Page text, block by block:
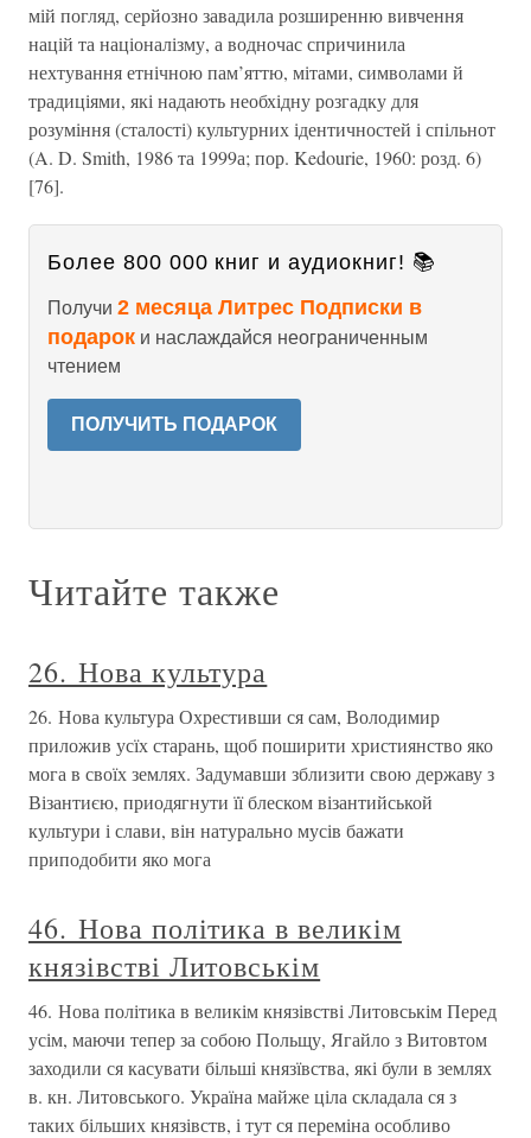
мій погляд, серйозно завадила розширенню вивчення
націй та націоналізму, а водночас спричинила
нехтування етнічною пам’яттю, мітами, символами й
традиціями, які надають необхідну розгадку для
розуміння (сталості) культурних ідентичностей і спільнот
(A. D. Smith, 1986 та 1999а; пор. Kedourie, 1960: розд. 6)
[76].
Более 800 000 книг и аудиокниг! 📚
Получи 2 месяца Литрес Подписки в
подарок и наслаждайся неограниченным
чтением
ПОЛУЧИТЬ ПОДАРОК
Читайте также
26. Нова культура
26. Нова культура Охрестивши ся сам, Володимир
приложив усїх старань, щоб поширити християнство яко
мога в своїх землях. Задумавши зблизити свою державу з
Візантиєю, приодягнути її блеском візантийськой
культури і слави, він натурально мусів бажати
приподобити яко мога
46. Нова політика в великім
князівстві Литовськім
46. Нова політика в великім князівстві Литовськім Перед
усім, маючи тепер за собою Польщу, Ягайло з Витовтом
заходили ся касувати більші князївства, які були в землях
в. кн. Литовського. Україна майже ціла складала ся з
таких більших князівств, і тут ся переміна особливо